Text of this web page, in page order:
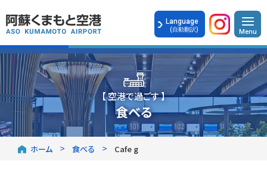
Language
(自動翻訳)
【 空港で過ごす 】
食べる
ホーム 食べる Cafe g